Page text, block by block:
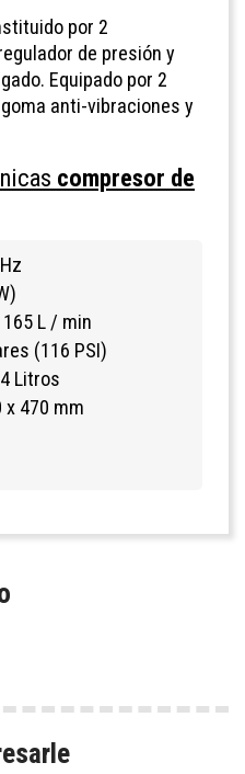
por 2
de presión y
Equipado por 2
anti-vibraciones y
compresor de
L / min
(116 PSI)
Litros
x 470 mm